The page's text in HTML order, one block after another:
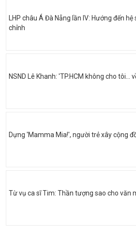
LHP châu Á Đà Nẵng lần IV: Hướng đến
chỉnh
NSND Lê Khanh: 'TP.HCM không cho tôi…
Dựng 'Mamma Mia!', người trẻ xây cộng
Từ vụ ca sĩ Tim: Thần tượng sao cho văn